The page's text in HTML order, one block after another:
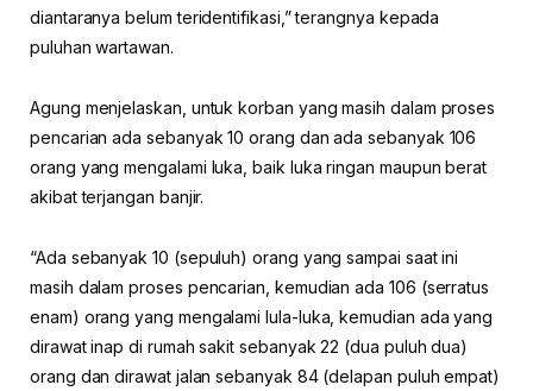
diantaranya belum teridentifikasi,” terangnya kepada
puluhan wartawan.
Agung menjelaskan, untuk korban yang masih dalam proses
pencarian ada sebanyak 10 orang dan ada sebanyak 106
orang yang mengalami luka, baik luka ringan maupun berat
akibat terjangan banjir.
“Ada sebanyak 10 (sepuluh) orang yang sampai saat ini
masih dalam proses pencarian, kemudian ada 106 (serratus
enam) orang yang mengalami lula-luka, kemudian ada yang
dirawat inap di rumah sakit sebanyak 22 (dua puluh dua)
orang dan dirawat jalan sebanyak 84 (delapan puluh empat)